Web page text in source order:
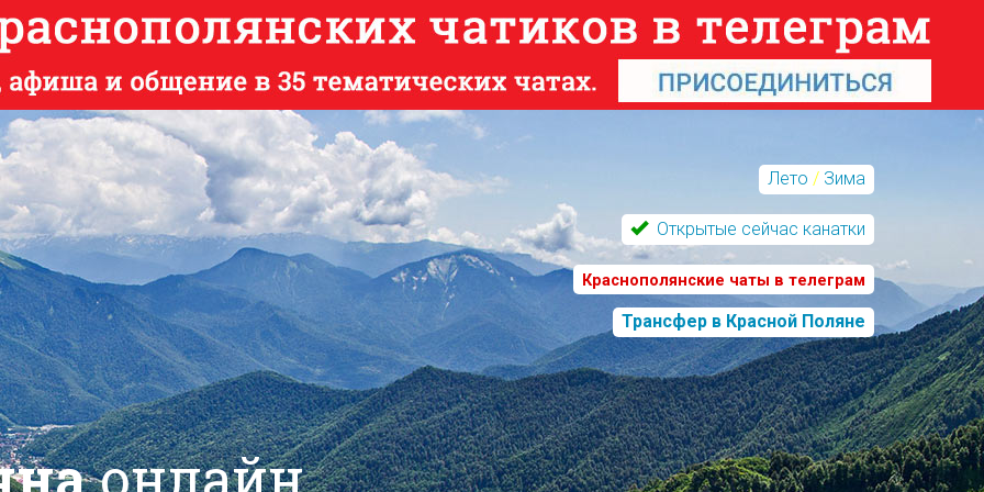
Лето / Зима
Открытые сейчас канатки
Краснополянские чаты в телеграм
Трансфер в Красной Поляне